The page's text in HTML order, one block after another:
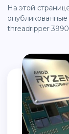
На этой странице вы можете просмотреть все наши
опубликованные
threadripper